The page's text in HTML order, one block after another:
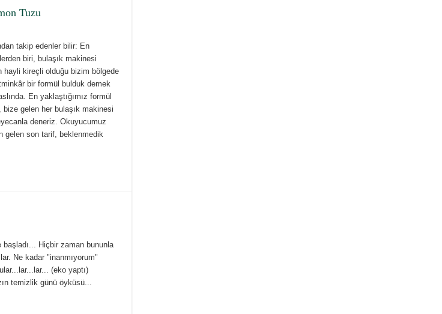
Tuzu
takip edenler bilir: En
biri, bulaşık makinesi
hayli kireçli olduğu bizim bölgede
bir formül bulduk demek
En yaklaştığımız formül
bize gelen her bulaşık makinesi
deneriz. Okuyucumuz
gelen son tarif, beklenmedik
Hiçbir zaman bununla
Ne kadar "inanmıyorum"
(eko yaptı)
temizlik günü öyküsü...